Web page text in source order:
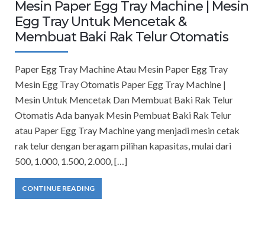
Mesin Paper Egg Tray Machine | Mesin
Egg Tray Untuk Mencetak &
Membuat Baki Rak Telur Otomatis
Paper Egg Tray Machine Atau Mesin Paper Egg Tray
Mesin Egg Tray Otomatis Paper Egg Tray Machine |
Mesin Untuk Mencetak Dan Membuat Baki Rak Telur
Otomatis Ada banyak Mesin Pembuat Baki Rak Telur
atau Paper Egg Tray Machine yang menjadi mesin cetak
rak telur dengan beragam pilihan kapasitas, mulai dari
500, 1.000, 1.500, 2.000, […]
CONTINUE READING